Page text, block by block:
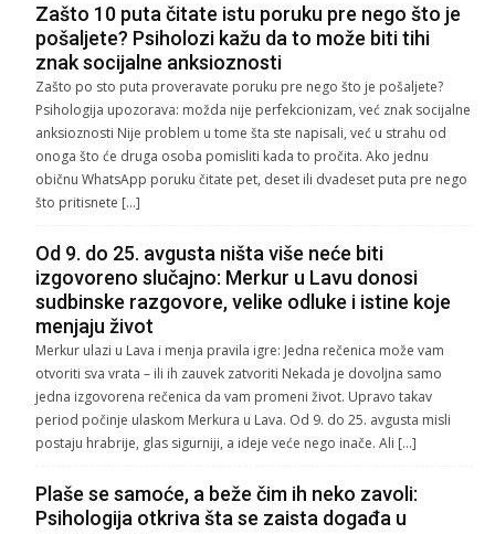
Zašto 10 puta čitate istu poruku pre nego što je
pošaljete? Psiholozi kažu da to može biti tihi
znak socijalne anksioznosti
Zašto po sto puta proveravate poruku pre nego što je pošaljete?
Psihologija upozorava: možda nije perfekcionizam, već znak socijalne
anksioznosti Nije problem u tome šta ste napisali, već u strahu od
onoga što će druga osoba pomisliti kada to pročita. Ako jednu
običnu WhatsApp poruku čitate pet, deset ili dvadeset puta pre nego
što pritisnete […]
Od 9. do 25. avgusta ništa više neće biti
izgovoreno slučajno: Merkur u Lavu donosi
sudbinske razgovore, velike odluke i istine koje
menjaju život
Merkur ulazi u Lava i menja pravila igre: Jedna rečenica može vam
otvoriti sva vrata – ili ih zauvek zatvoriti Nekada je dovoljna samo
jedna izgovorena rečenica da vam promeni život. Upravo takav
period počinje ulaskom Merkura u Lava. Od 9. do 25. avgusta misli
postaju hrabrije, glas sigurniji, a ideje veće nego inače. Ali […]
Plaše se samoće, a beže čim ih neko zavoli:
Psihologija otkriva šta se zaista događa u